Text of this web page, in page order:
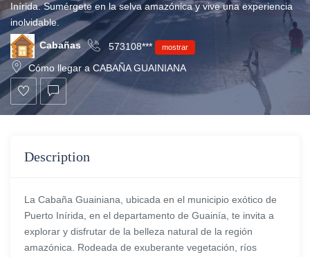
Inírida. Sumérgete en la selva amazónica y vive una experiencia
inolvidable.
Cabañas 573108*** mostrar
Cómo llegar a CABAÑA GUAINIANA
Description
La Cabaña Guainiana, ubicada en el municipio exótico de
Puerto Inírida, en el departamento de Guainía, te invita a
explorar y disfrutar de la belleza natural de la región
amazónica. Rodeada de exuberante vegetación, ríos